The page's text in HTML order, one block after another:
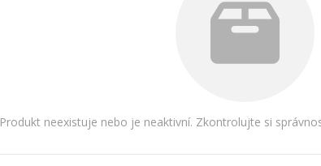
Produkt neexistuje nebo je neaktivní. Zkontrolujte si